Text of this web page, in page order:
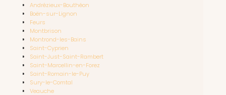
Andrézieux-Bouthéon
Boën-sur-Lignon
Feurs
Montbrison
Montrond-les-Bains
Saint-Cyprien
Saint-Just-Saint-Rambert
Saint-Marcellin-en-Forez
Saint-Romain-le-Puy
Sury-le-Comtal
Veauche